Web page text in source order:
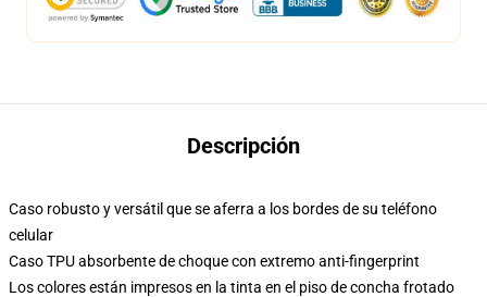
Descripción
Caso robusto y versátil que se aferra a los bordes de su teléfono
celular
Caso TPU absorbente de choque con extremo anti-fingerprint
Los colores están impresos en la tinta en el piso de concha frotado